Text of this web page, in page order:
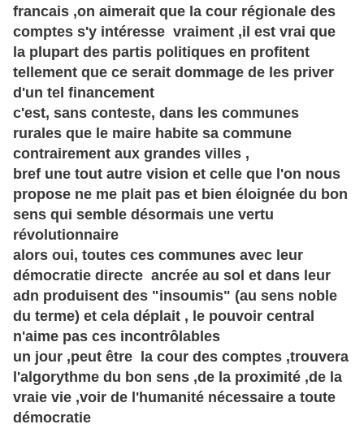
francais ,on aimerait que la cour régionale des
comptes s'y intéresse vraiment ,il est vrai que
la plupart des partis politiques en profitent
tellement que ce serait dommage de les priver
d'un tel financement
c'est, sans conteste, dans les communes
rurales que le maire habite sa commune
contrairement aux grandes villes ,
bref une tout autre vision et celle que l'on nous
propose ne me plait pas et bien éloignée du bon
sens qui semble désormais une vertu
révolutionnaire
alors oui, toutes ces communes avec leur
démocratie directe ancrée au sol et dans leur
adn produisent des "insoumis" (au sens noble
du terme) et cela déplait , le pouvoir central
n'aime pas ces incontrôlables
un jour ,peut être la cour des comptes ,trouvera
l'algorythme du bon sens ,de la proximité ,de la
vraie vie ,voir de l'humanité nécessaire a toute
démocratie